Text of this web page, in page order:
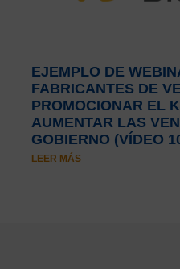
EJEMPLO DE
FABRICANTES DE
PROMOCIONAR EL
AUMENTAR LAS
GOBIERNO (VÍDEO
LEER MÁS